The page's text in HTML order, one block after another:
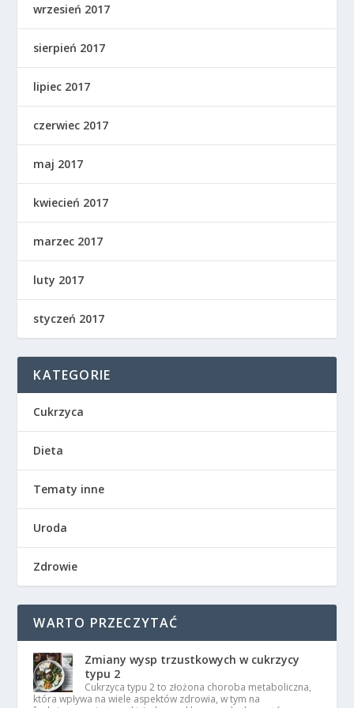
wrzesień 2017
sierpień 2017
lipiec 2017
czerwiec 2017
maj 2017
kwiecień 2017
marzec 2017
luty 2017
styczeń 2017
KATEGORIE
Cukrzyca
Dieta
Tematy inne
Uroda
Zdrowie
WARTO PRZECZYTAĆ
Zmiany wysp trzustkowych w cukrzycy
typu 2
Cukrzyca typu 2 to złożona choroba metaboliczna,
która wpływa na wiele aspektów zdrowia, w tym na